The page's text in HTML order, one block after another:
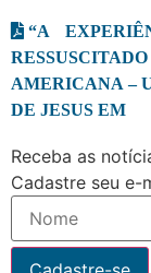
“A
AMERICANA –
DE JESUS EM
Receba as
Cadastre seu e-